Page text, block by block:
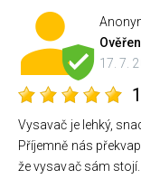
17. 7.
Vysavač je lehký,
Příjemně nás
že vysavač sám